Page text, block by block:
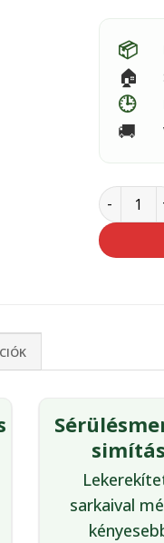
📦
🏠
🕒
🚚
Schuller
simítás
sarkaival